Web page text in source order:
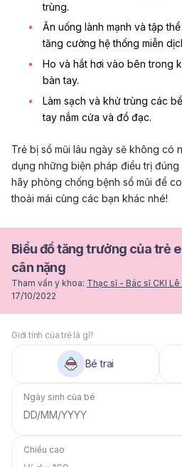
trùng.
Ăn uống lành mạnh và tập
tăng cường hệ thống miễn
Ho và hắt hơi vào bên trong
bàn tay.
Làm sạch và khử trùng các
tay nắm cửa và đồ đạc.
Trẻ bị sổ mũi lâu ngày sẽ không có
dụng những biện pháp điều trị
hãy phòng chống bệnh sổ mũi để
thoải mái cùng các bạn khác nhé!
Biểu đồ tăng trưởng của trẻ
cân nặng
Tham vấn y khoa: Thạc sĩ - Bác sĩ CKI Lê
17/10/2022
Giới tính của trẻ là gì?
Bé trai
Ngày sinh của bé
DD/MM/YYYY
Chiều cao